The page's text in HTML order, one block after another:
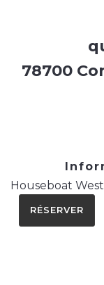
78700
Houseboat
RÉSERVER